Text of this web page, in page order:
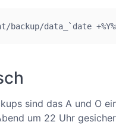
data_`date
sind das A und O
um 22 Uhr